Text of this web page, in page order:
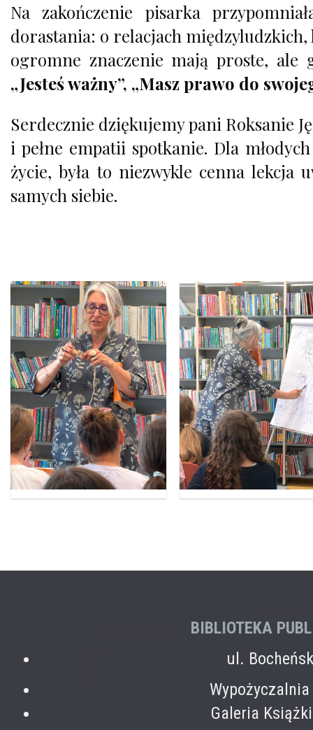
Na zakończenie pisarka
dorastania: o relacjach międzyludzkich,
ogromne znaczenie mają proste, ale
„Jesteś ważny”, „Masz prawo do
Serdecznie dziękujemy pani Roksanie
i pełne empatii spotkanie. Dla
życie, była to niezwykle cenna lekcja
samych siebie.
BIBLIOTEKA
ul.
Galeria